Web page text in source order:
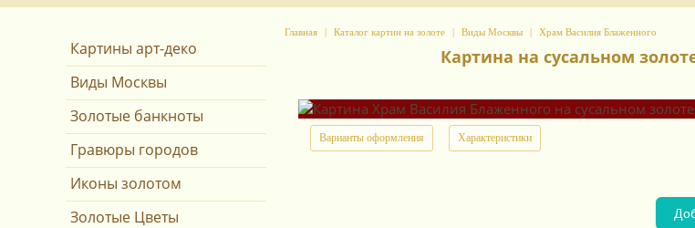
Картины арт-деко
Виды Москвы
Золотые банкноты
Гравюры городов
Иконы золотом
Золотые Цветы
Главная Каталог картин на золоте Виды Москвы Храм Василия Блаженного
Картина на сусальном
Варианты оформления Характеристики